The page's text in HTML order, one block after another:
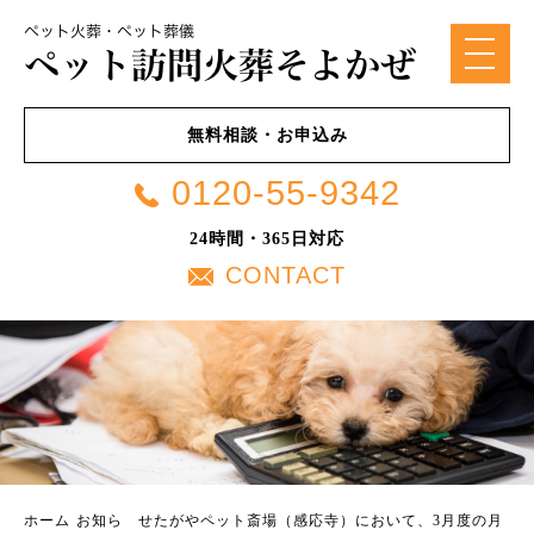
無料相談・お申込み
0120-55-9342
24時間・365日対応
CONTACT
ホーム
お知ら
せたがやペット斎場（感応寺）において、3月度の月